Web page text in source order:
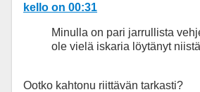
kello on 00:31
Minulla on pari jarrullista
ole vielä iskaria löytänyt
Ootko kahtonu riittävän tarkasti?